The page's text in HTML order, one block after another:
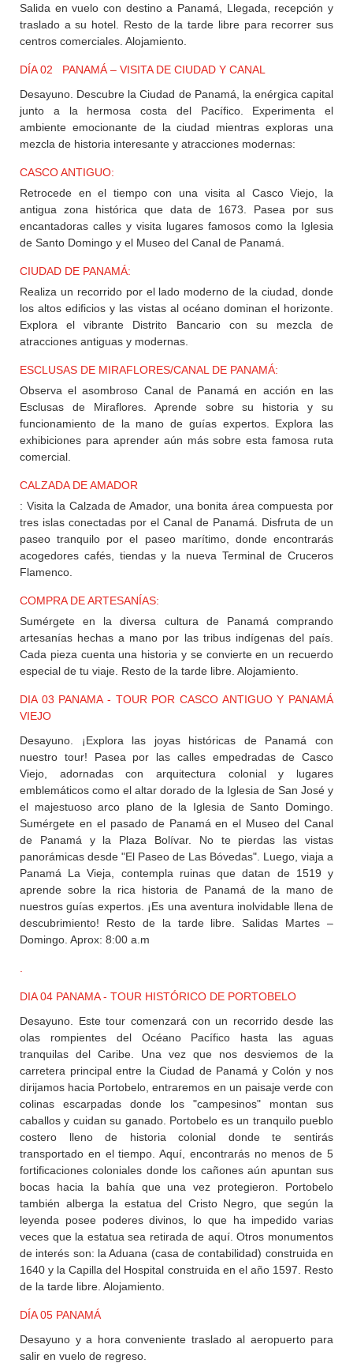
CONTACTO
REGISTRO
AGENCIAS
DE
AGENCIAS
Salida en vuelo con destino a Panamá, Llegada, recepción y
traslado a su hotel. Resto de la tarde libre para recorrer sus
centros comerciales. Alojamiento.
DÍA 02 PANAMÁ – VISITA DE CIUDAD Y CANAL
Desayuno. Descubre la Ciudad de Panamá, la enérgica capital
junto a la hermosa costa del Pacífico. Experimenta el
ambiente emocionante de la ciudad mientras exploras una
mezcla de historia interesante y atracciones modernas:
CASCO ANTIGUO:
Retrocede en el tiempo con una visita al Casco Viejo, la
antigua zona histórica que data de 1673. Pasea por sus
encantadoras calles y visita lugares famosos como la Iglesia
de Santo Domingo y el Museo del Canal de Panamá.
CIUDAD DE PANAMÁ:
Realiza un recorrido por el lado moderno de la ciudad, donde
los altos edificios y las vistas al océano dominan el horizonte.
Explora el vibrante Distrito Bancario con su mezcla de
atracciones antiguas y modernas.
ESCLUSAS DE MIRAFLORES/CANAL DE PANAMÁ:
Observa el asombroso Canal de Panamá en acción en las
Esclusas de Miraflores. Aprende sobre su historia y su
funcionamiento de la mano de guías expertos. Explora las
exhibiciones para aprender aún más sobre esta famosa ruta
comercial.
CALZADA DE AMADOR
: Visita la Calzada de Amador, una bonita área compuesta por
tres islas conectadas por el Canal de Panamá. Disfruta de un
paseo tranquilo por el paseo marítimo, donde encontrarás
acogedores cafés, tiendas y la nueva Terminal de Cruceros
Flamenco.
COMPRA DE ARTESANÍAS:
Sumérgete en la diversa cultura de Panamá comprando
artesanías hechas a mano por las tribus indígenas del país.
Cada pieza cuenta una historia y se convierte en un recuerdo
especial de tu viaje. Resto de la tarde libre. Alojamiento.
DIA 03 PANAMA - TOUR POR CASCO ANTIGUO Y PANAMÁ
VIEJO
Desayuno. ¡Explora las joyas históricas de Panamá con
nuestro tour! Pasea por las calles empedradas de Casco
Viejo, adornadas con arquitectura colonial y lugares
emblemáticos como el altar dorado de la Iglesia de San José y
el majestuoso arco plano de la Iglesia de Santo Domingo.
Sumérgete en el pasado de Panamá en el Museo del Canal
de Panamá y la Plaza Bolívar. No te pierdas las vistas
panorámicas desde "El Paseo de Las Bóvedas". Luego, viaja a
Panamá La Vieja, contempla ruinas que datan de 1519 y
aprende sobre la rica historia de Panamá de la mano de
nuestros guías expertos. ¡Es una aventura inolvidable llena de
descubrimiento! Resto de la tarde libre. Salidas Martes –
Domingo. Aprox: 8:00 a.m
DIA 04 PANAMA - TOUR HISTÓRICO DE PORTOBELO
Desayuno. Este tour comenzará con un recorrido desde las
olas rompientes del Océano Pacífico hasta las aguas
tranquilas del Caribe. Una vez que nos desviemos de la
carretera principal entre la Ciudad de Panamá y Colón y nos
dirijamos hacia Portobelo, entraremos en un paisaje verde con
colinas escarpadas donde los "campesinos" montan sus
caballos y cuidan su ganado. Portobelo es un tranquilo pueblo
costero lleno de historia colonial donde te sentirás
transportado en el tiempo. Aquí, encontrarás no menos de 5
fortificaciones coloniales donde los cañones aún apuntan sus
bocas hacia la bahía que una vez protegieron. Portobelo
también alberga la estatua del Cristo Negro, que según la
leyenda posee poderes divinos, lo que ha impedido varias
veces que la estatua sea retirada de aquí. Otros monumentos
de interés son: la Aduana (casa de contabilidad) construida en
1640 y la Capilla del Hospital construida en el año 1597. Resto
de la tarde libre. Alojamiento.
DÍA 05 PANAMÁ
Desayuno y a hora conveniente traslado al aeropuerto para
salir en vuelo de regreso.